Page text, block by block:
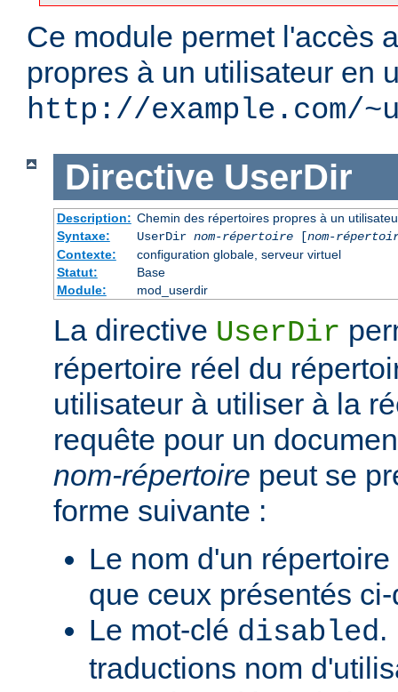
Ce module permet l'accès
propres à un utilisateur en
http://example.com/
Directive UserDir
Description: Chemin des répertoires propres à un
Syntaxe:
UserDir nom-répertoire[nom-
Contexte:
configuration globale, serveur virtuel
Statut:
Base
Module:
mod_userdir
La directive UserDir
répertoire réel du
utilisateur à utiliser à la
requête pour un
nom-répertoire peut se
forme suivante :
Le nom d'un
que ceux présentés
Le mot-clé disabled.
traductions nom